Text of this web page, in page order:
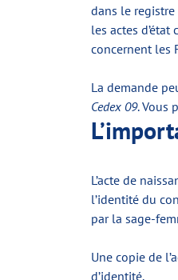
dans le registre
les actes
concernent les
La demande
Cedex 09. Vous
L’acte de
l’identité du
par la sage-
Une copie de
d’identité.